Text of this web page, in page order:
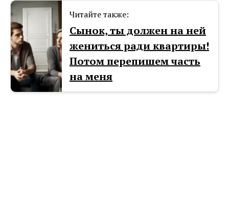
Читайте также:
Сынок, ты должен на ней
жениться ради квартиры!
Потом перепишем часть
на меня